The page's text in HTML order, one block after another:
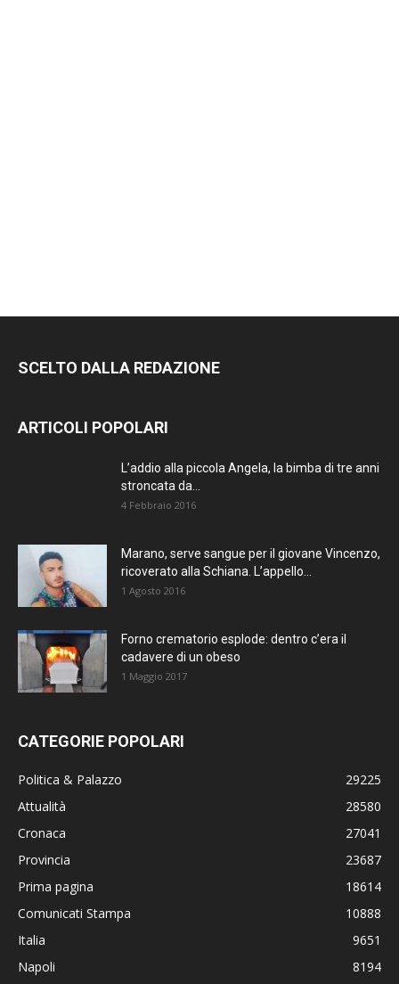
SCELTO DALLA REDAZIONE
ARTICOLI POPOLARI
L’addio alla piccola Angela, la bimba di tre anni
stroncata da...
4 Febbraio 2016
Marano, serve sangue per il giovane Vincenzo,
ricoverato alla Schiana. L’appello...
1 Agosto 2016
Forno crematorio esplode: dentro c’era il
cadavere di un obeso
1 Maggio 2017
CATEGORIE POPOLARI
Politica & Palazzo
29225
Attualità
28580
Cronaca
27041
Provincia
23687
Prima pagina
18614
Comunicati Stampa
10888
Italia
9651
Napoli
8194